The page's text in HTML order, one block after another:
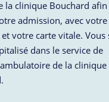
la clinique Bouchard afin
admission, avec votre
et votre carte vitale. Vous
dans le service de
de la clinique